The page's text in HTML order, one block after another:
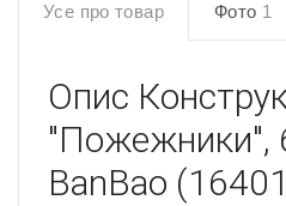
Усе про товар Фото 1
Опис
"Пожежники",
BanBao